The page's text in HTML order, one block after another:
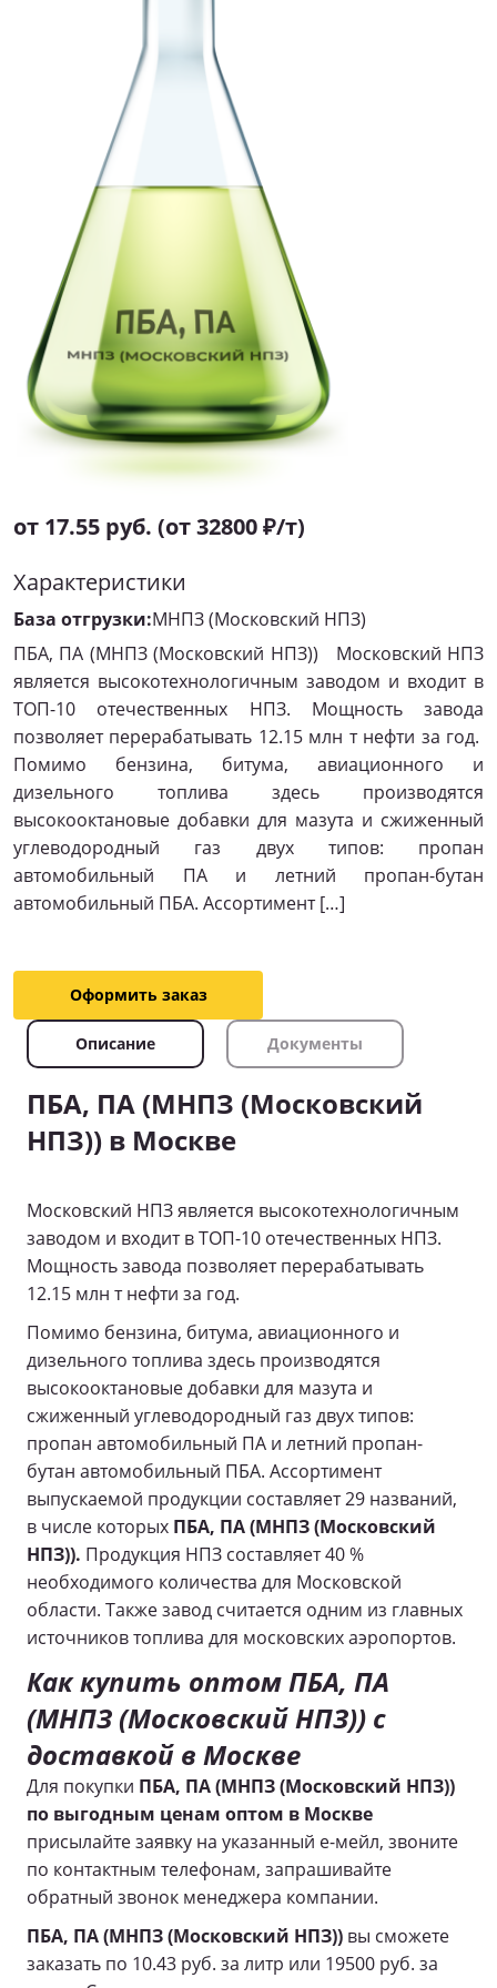
от 17.55 руб. (от 32800 ₽/т)
Характеристики
База отгрузки:МНПЗ (Московский НПЗ)
ПБА, ПА (МНПЗ (Московский НПЗ)) Московский НПЗ
является высокотехнологичным заводом и входит в
ТОП-10 отечественных НПЗ. Мощность завода
позволяет перерабатывать 12.15 млн т нефти за год.
Помимо бензина, битума, авиационного и
дизельного топлива здесь производятся
высокооктановые добавки для мазута и сжиженный
углеводородный газ двух типов: пропан
автомобильный ПА и летний пропан-бутан
автомобильный ПБА. Ассортимент […]
Оформить заказ
Описание Документы
ПБА, ПА (МНПЗ (Московский
НПЗ)) в Москве
Московский НПЗ является высокотехнологичным
заводом и входит в ТОП-10 отечественных НПЗ.
Мощность завода позволяет перерабатывать
12.15 млн т нефти за год.
Помимо бензина, битума, авиационного и
дизельного топлива здесь производятся
высокооктановые добавки для мазута и
сжиженный углеводородный газ двух типов:
пропан автомобильный ПА и летний пропан-
бутан автомобильный ПБА. Ассортимент
выпускаемой продукции составляет 29 названий,
в числе которых ПБА, ПА (МНПЗ (Московский
НПЗ)). Продукция НПЗ составляет 40 %
необходимого количества для Московской
области. Также завод считается одним из главных
источников топлива для московских аэропортов.
Каккупить оптомПБА, ПА
(МНПЗ (Московский НПЗ)) с
доставкой в Москве
Для покупки ПБА, ПА (МНПЗ (Московский НПЗ))
по выгодным ценам оптом в Москве
присылайте заявку на указанный е-мейл, звоните
по контактным телефонам, запрашивайте
обратный звонок менеджера компании.
ПБА, ПА (МНПЗ (Московский НПЗ)) вы сможете
заказать по 10.43 руб. за литр или 19500 руб. за